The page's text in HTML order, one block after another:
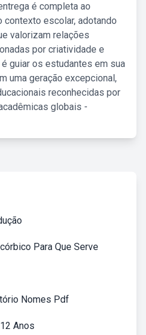
é completa ao
escolar, adotando
valorizam relações
por criatividade e
guiar os estudantes em sua
uma geração excepcional,
reconhecidas por
globais -
Para Que Serve
Nomes Pdf
Anos